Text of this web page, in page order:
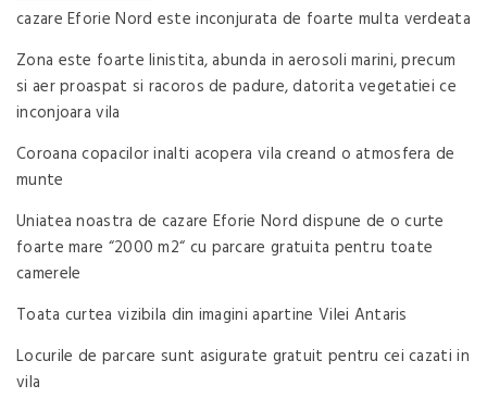
cazare Eforie Nord este inconjurata de foarte multa verdeata
Zona este foarte linistita, abunda in aerosoli marini, precum
si aer proaspat si racoros de padure, datorita vegetatiei ce
inconjoara vila
Coroana copacilor inalti acopera vila creand o atmosfera de
munte
Uniatea noastra de cazare Eforie Nord dispune de o curte
foarte mare “2000 m2“ cu parcare gratuita pentru toate
camerele
Toata curtea vizibila din imagini apartine Vilei Antaris
Locurile de parcare sunt asigurate gratuit pentru cei cazati in
vila